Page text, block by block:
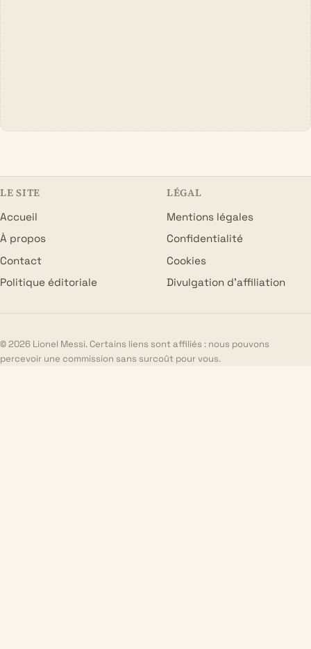
LE SITE
Accueil
À propos
Contact
Politique éditoriale
LÉGAL
Mentions légales
Confidentialité
Cookies
Divulgation d’affiliation
© 2026 Lionel Messi. Certains liens sont affiliés : nous pouvons
percevoir une commission sans surcoût pour vous.